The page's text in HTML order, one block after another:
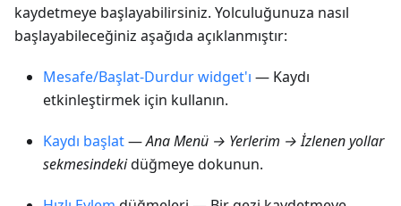
kaydetmeye başlayabilirsiniz. Yolculuğunuza nasıl
başlayabileceğiniz aşağıda açıklanmıştır:
Mesafe/Başlat-Durdur widget'ı — Kaydı
etkinleştirmek için kullanın.
Kaydı başlat—AnaMenü → Yerlerim → İzlenen yollar
sekmesindekidüğmeye dokunun.